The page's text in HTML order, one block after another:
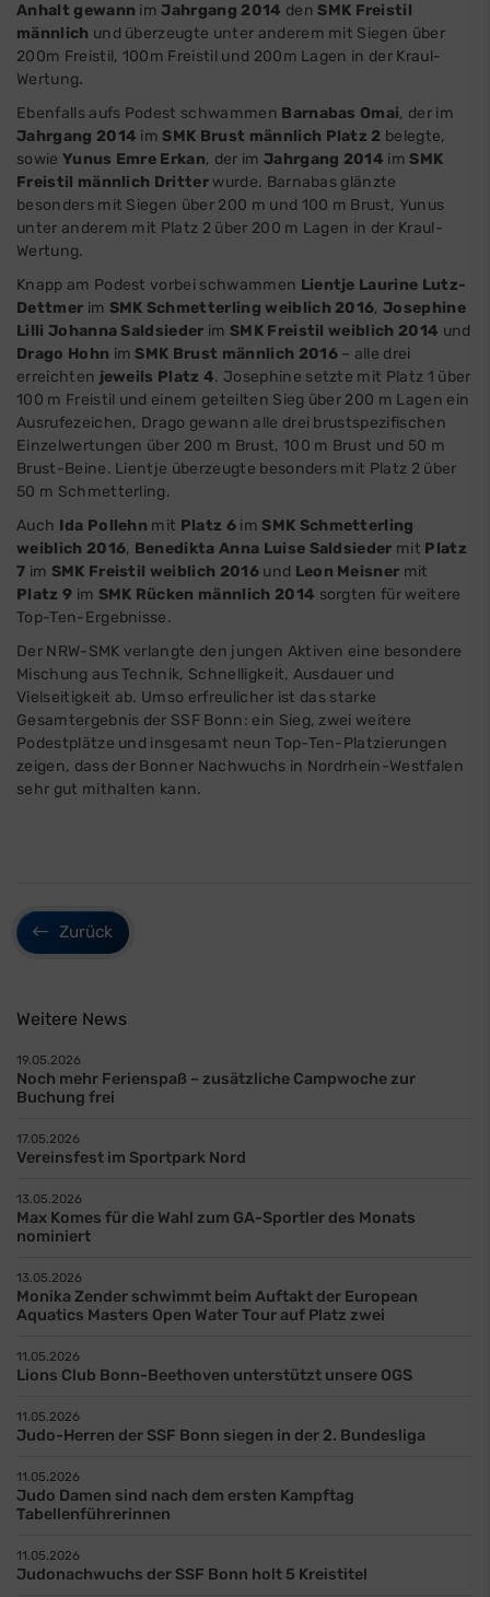
Anhalt gewann imJahrgang 2014 denSMK Freistil
männlich und überzeugte unter anderem mit Siegen über
200m Freistil, 100m Freistil und 200m Lagen in der Kraul-
Wertung.
Ebenfalls aufs Podest schwammen Barnabas Omai, der im
Jahrgang 2014 imSMK Brust männlich Platz 2 belegte,
sowie Yunus Emre Erkan, der im Jahrgang 2014 imSMK
Freistil männlich Dritter wurde. Barnabas glänzte
besonders mit Siegen über 200 m und 100 m Brust, Yunus
unter anderem mit Platz 2 über 200 m Lagen in der Kraul-
Wertung.
Knapp am Podest vorbei schwammen Lientje Laurine Lutz-
Dettmer im SMK Schmetterling weiblich 2016,Josephine
Lilli Johanna Saldsieder im SMK Freistil weiblich 2014 und
Drago Hohn imSMK Brust männlich 2016– alle drei
erreichten jeweils Platz 4. Josephine setzte mit Platz 1 über
100 m Freistil und einem geteilten Sieg über 200 m Lagen ein
Ausrufezeichen, Drago gewann alle drei brustspezifischen
Einzelwertungen über 200 m Brust, 100 m Brust und 50 m
Brust-Beine. Lientje überzeugte besonders mit Platz 2 über
50 m Schmetterling.
Auch Ida Pollehn mit Platz 6 imSMK Schmetterling
weiblich 2016, Benedikta Anna Luise Saldsieder mit Platz
7 im SMK Freistil weiblich 2016und Leon Meisner mit
Platz 9 im SMK Rücken männlich 2014 sorgten für weitere
Top-Ten-Ergebnisse.
Der NRW-SMK verlangte den jungen Aktiven eine besondere
Mischung aus Technik, Schnelligkeit, Ausdauer und
Vielseitigkeit ab. Umso erfreulicher ist das starke
Gesamtergebnis der SSF Bonn: ein Sieg, zwei weitere
Podestplätze und insgesamt neun Top-Ten-Platzierungen
zeigen, dass der Bonner Nachwuchs in Nordrhein-Westfalen
sehr gut mithalten kann.
Zurück
Weitere News
19.05.2026
Noch mehr Ferienspaß – zusätzliche Campwoche zur
Buchung frei
17.05.2026
Vereinsfest im Sportpark Nord
13.05.2026
Max Komes für die Wahl zum GA-Sportler des Monats
nominiert
13.05.2026
Monika Zender schwimmt beim Auftakt der European
Aquatics Masters Open Water Tour auf Platz zwei
11.05.2026
Lions Club Bonn-Beethoven unterstützt unsere OGS
11.05.2026
Judo-Herren der SSF Bonn siegen in der 2. Bundesliga
11.05.2026
Judo Damen sind nach dem ersten Kampftag
Tabellenführerinnen
11.05.2026
Judonachwuchs der SSF Bonn holt 5 Kreistitel